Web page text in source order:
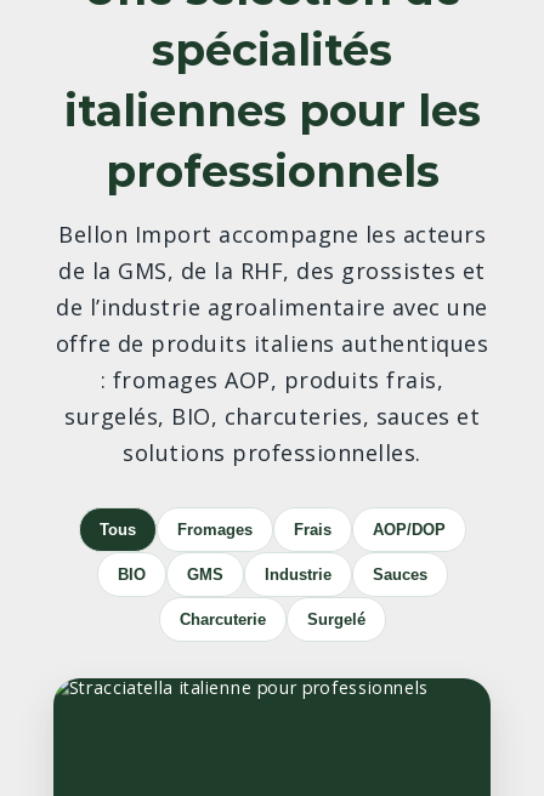
spécialités
italiennes pour les
professionnels
Bellon Import accompagne les acteurs
de la GMS, de la RHF, des grossistes et
de l’industrie agroalimentaire avec une
offre de produits italiens authentiques
: fromages AOP, produits frais,
surgelés, BIO, charcuteries, sauces et
solutions professionnelles.
Tous Fromages Frais AOP/DOP
BIO GMS Industrie Sauces
Charcuterie Surgelé